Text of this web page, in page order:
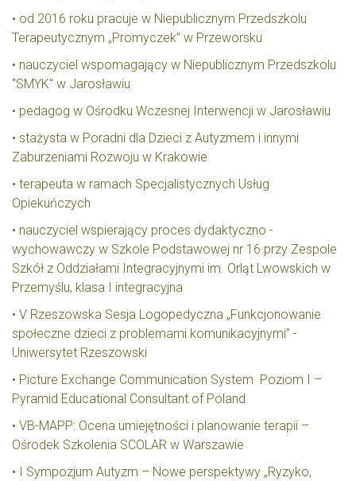
• od 2016 roku pracuje w Niepublicznym Przedszkolu
Terapeutycznym „Promyczek” w Przeworsku
• nauczyciel wspomagający w Niepublicznym Przedszkolu
"SMYK" w Jarosławiu
• pedagog w Ośrodku Wczesnej Interwencji w Jarosławiu
• stażysta w Poradni dla Dzieci z Autyzmem i innymi
Zaburzeniami Rozwoju w Krakowie
• terapeuta w ramach Specjalistycznych Usług
Opiekuńczych
• nauczyciel wspierający proces dydaktyczno -
wychowawczy w Szkole Podstawowej nr 16 przy Zespole
Szkół z Oddziałami Integracyjnymi im. Orląt Lwowskich w
Przemyślu, klasa I integracyjna
• V Rzeszowska Sesja Logopedyczna „Funkcjonowanie
społeczne dzieci z problemami komunikacyjnymi” -
Uniwersytet Rzeszowski
• Picture Exchange Communication System Poziom I –
Pyramid Educational Consultant of Poland
• VB-MAPP: Ocena umiejętności i planowanie terapii –
Ośrodek Szkolenia SCOLAR w Warszawie
• I Sympozjum Autyzm – Nowe perspektywy „Ryzyko,